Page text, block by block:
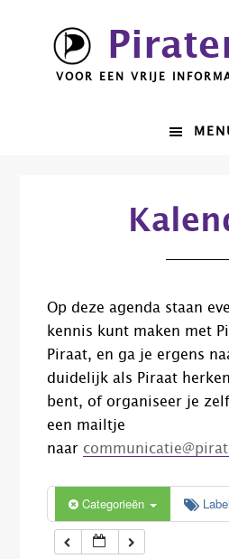
hoofdnavigatieVOOR EEN VRIJE
Op deze agenda staan
kennis kunt maken met
Piraat, en ga je ergens
duidelijk als Piraat
bent, of organiseer je
een mailtje
naar
Categorieën
03:00
04:00
06:00